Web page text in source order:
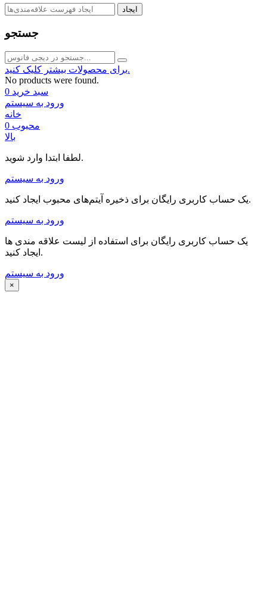
ایجاد
جستجو
برای محصولات بیشتر کلیک کنید.
No products were found.
سبد خرید 0
ورود به سیستم
خانه
محبوب 0
بالا
لطفا ابتدا وارد شوید.
ورود به سیستم
یک حساب کاربری رایگان برای ذخیره آیتم‌های محبوب ایجاد کنید.
ورود به سیستم
یک حساب کاربری رایگان برای استفاده از لیست علاقه مندی ها
ایجاد کنید.
ورود به سیستم
×